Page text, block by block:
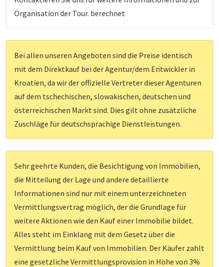
Organisation der Tour. berechnet
Bei allen unseren Angeboten sind die Preise identisch
mit dem Direktkauf bei der Agentur/dem Entwickler in
Kroatien, da wir der offizielle Vertreter dieser Agenturen
auf dem tschechischen, slowakischen, deutschen und
österreichischen Markt sind. Dies gilt ohne zusätzliche
Zuschläge für deutschsprachige Dienstleistungen.
Sehr geehrte Kunden, die Besichtigung von Immobilien,
die Mitteilung der Lage und andere detaillierte
Informationen sind nur mit einem unterzeichneten
Vermittlungsvertrag möglich, der die Grundlage für
weitere Aktionen wie den Kauf einer Immobilie bildet.
Alles steht im Einklang mit dem Gesetz über die
Vermittlung beim Kauf von Immobilien. Der Käufer zahlt
eine gesetzliche Vermittlungsprovision in Höhe von 3%